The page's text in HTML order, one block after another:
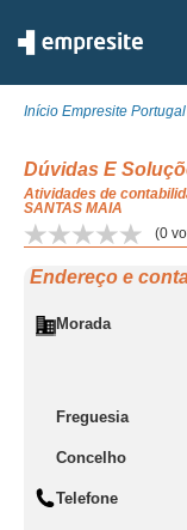
Início Empresite Portugal
Dúvidas E
Atividades de
SANTAS MAIA
(0
Endereço e
Morada
Freguesia
Concelho
Telefone